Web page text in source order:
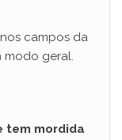
campos da
modo geral.
tem mordida